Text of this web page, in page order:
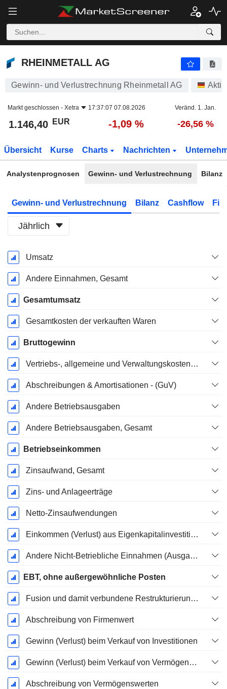
RHEINMETALL AG
RHEINMETALL AG
Gewinn- und Verlustrechnung Rheinmetall AG
Markt geschlossen - Xetra 17:37:07 07.08.2026 Veränd. 1. Jan.
1.146,40 EUR -1,09 % -26,56 %
Übersicht Kurse Charts Nachrichten
Analystenprognosen Gewinn- und Verlustrechnung Bilanz
Gewinn- und Verlustrechnung Bilanz Cashflow
Jährlich
Ende d.
Geschäftsjahres:
Dezember
Umsatz
Andere Einnahmen, Gesamt
Gesamtumsatz
Gesamtkosten der verkauften Waren
Bruttogewinn
Vertriebs-, allgemeine und Verwaltungskosten, Gesamt
Abschreibungen & Amortisationen - (GuV)
Andere Betriebsausgaben
Andere Betriebsausgaben, Gesamt
Betriebseinkommen
Zinsaufwand, Gesamt
Zins- und Anlageerträge
Netto-Zinsaufwendungen
Einkommen (Verlust) aus Eigenkapitalinvestitionen.
Andere Nicht-Betriebliche Einnahmen (Ausgaben)
EBT, ohne außergewöhnliche Posten
Fusion und damit verbundene Restrukturierungskosten
Abschreibung von Firmenwert
Gewinn (Verlust) beim Verkauf von Investitionen
Gewinn (Verlust) beim Verkauf von Vermögenswerten
Abschreibung von Vermögenswerten